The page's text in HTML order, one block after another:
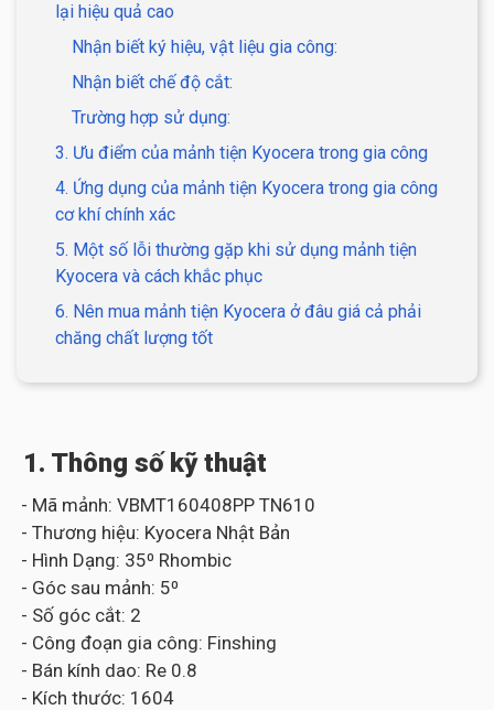
lại hiệu quả cao
Nhận biết ký hiệu, vật liệu gia công:
Nhận biết chế độ cắt:
Trường hợp sử dụng:
3. Ưu điểm của mảnh tiện Kyocera trong gia công
4. Ứng dụng của mảnh tiện Kyocera trong gia công
cơ khí chính xác
5. Một số lỗi thường gặp khi sử dụng mảnh tiện
Kyocera và cách khắc phục
6. Nên mua mảnh tiện Kyocera ở đâu giá cả phải
chăng chất lượng tốt
1. Thông số kỹ thuật
- Mã mảnh: VBMT160408PP TN610
- Thương hiệu: Kyocera Nhật Bản
- Hình Dạng: 35⁰ Rhombic
- Góc sau mảnh: 5⁰
- Số góc cắt: 2
- Công đoạn gia công: Finshing
- Bán kính dao: Re 0.8
- Kích thước: 1604